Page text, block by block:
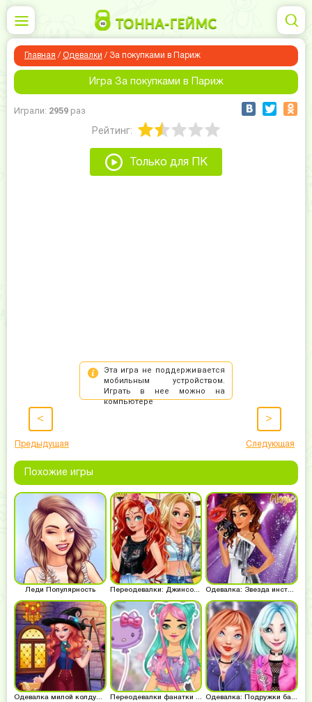
Главная / Одевалки / За покупками в Париж
Игра За покупками в Париж
Играли: 2959 раз
Рейтинг:
Только для ПК
<
Предыдущая
>
Следующая
Похожие игры
Леди Популярность Переодевалки: Джинсовая мода
Одевалка милой колдуньи Переодевалки фанатки аниме Одевалка: Подружки байкеров